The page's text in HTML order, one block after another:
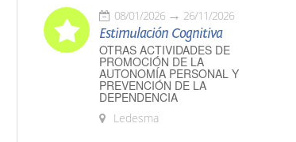
08/01/2026 26/11/2026
Estimulación Cognitiva
OTRAS ACTIVIDADES DE
PROMOCIÓN DE LA
AUTONOMÍA PERSONAL Y
PREVENCIÓN DE LA
DEPENDENCIA
Ledesma